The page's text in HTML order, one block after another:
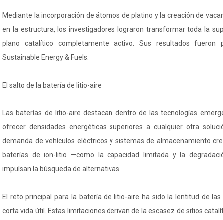
Mediante la incorporación de átomos de platino y la creación de
en la estructura, los investigadores lograron transformar toda la
plano catalítico completamente activo. Sus resultados fueron
Sustainable Energy & Fuels.
El salto de la batería de litio-aire
Las baterías de litio-aire destacan dentro de las tecnologías
ofrecer densidades energéticas superiores a cualquier otra
demanda de vehículos eléctricos y sistemas de almacenamiento
baterías de ion-litio —como la capacidad limitada y la
impulsan la búsqueda de alternativas.
El reto principal para la batería de litio-aire ha sido la lentitud de
corta vida útil. Estas limitaciones derivan de la escasez de sitios